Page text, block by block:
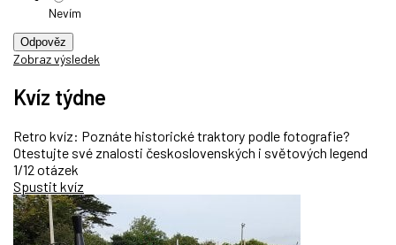
Nevím
Odpověz
Zobraz výsledek
Kvíz týdne
Retro kvíz: Poznáte historické traktory podle fotografie?
Otestujte své znalosti československých i světových legend
1/12 otázek
Spustit kvíz